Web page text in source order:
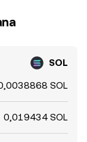
SOL
SOL
0,019434 SOL